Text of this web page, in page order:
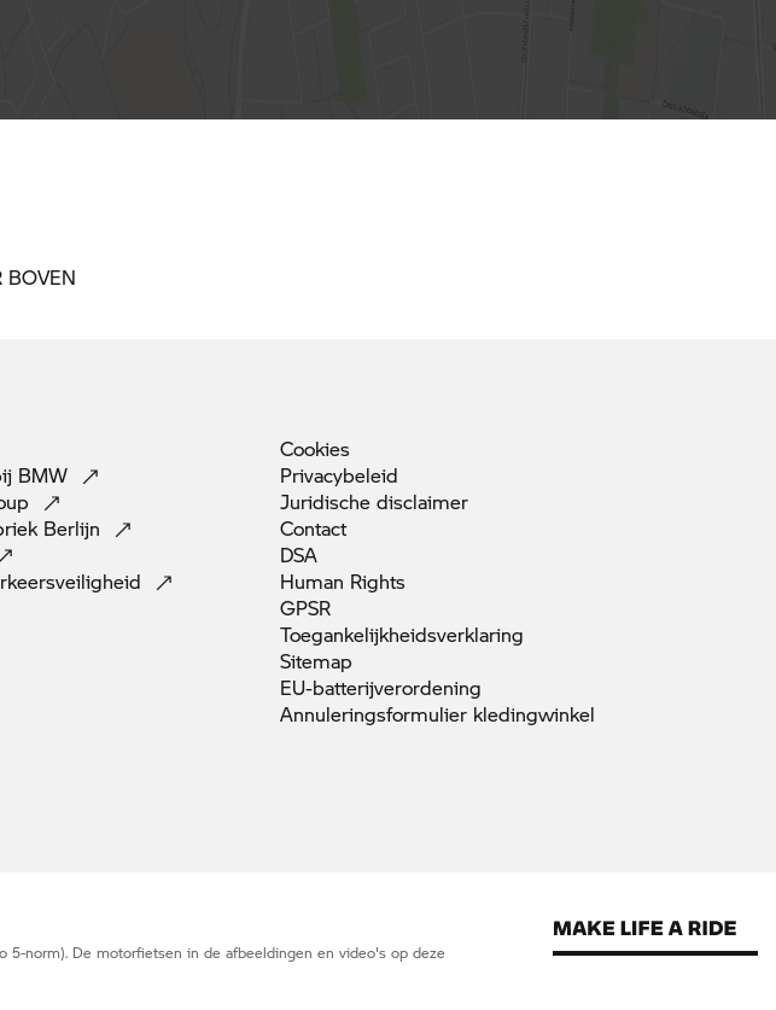
BOVEN
BMW
Berlijn
Cookies
Privacybeleid
Juridische disclaimer
Contact
DSA
Human Rights
GPSR
Toegankelijkheidsverklaring
Sitemap
EU-batterijverordening
Annuleringsformulier kledingwinkel
norm). De motorfietsen in de afbeeldingen en video's op deze